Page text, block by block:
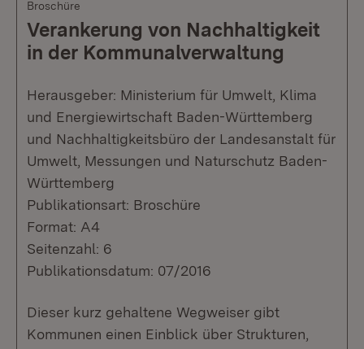
Broschüre
Verankerung von Nachhaltigkeit
in der Kommunalverwaltung
Herausgeber: Ministerium für Umwelt, Klima
und Energiewirtschaft Baden-Württemberg
und Nachhaltigkeitsbüro der Landesanstalt für
Umwelt, Messungen und Naturschutz Baden-
Württemberg
Publikationsart: Broschüre
Format: A4
Seitenzahl: 6
Publikationsdatum: 07/2016
Dieser kurz gehaltene Wegweiser gibt
Kommunen einen Einblick über Strukturen,